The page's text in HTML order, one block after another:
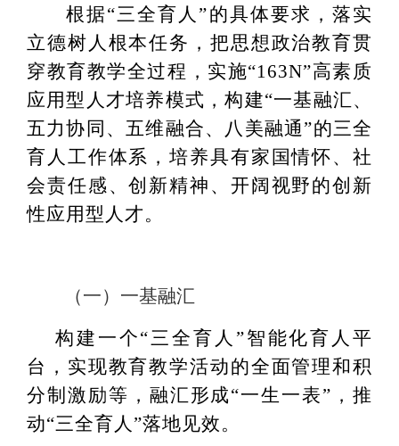
根据“三全育人”的具体要求，落实
立德树人根本任务，把思想政治教育贯
穿教育教学全过程， 实施“163N”高素质
应用型人才培养模式，构建“一基融汇、
五力协同、五维融合、八美融通”的三全
育人工作体系，培养具有家国情怀、社
会责任感、创新精神、开阔视野的创新
性应用型人才。
（一）一基融汇
构建一个“三全育人”智能化育人平
台，实现教育教学活动的全面管理和积
分制激励等，融汇形成“一生一表”，推
动“三全育人”落地见效。